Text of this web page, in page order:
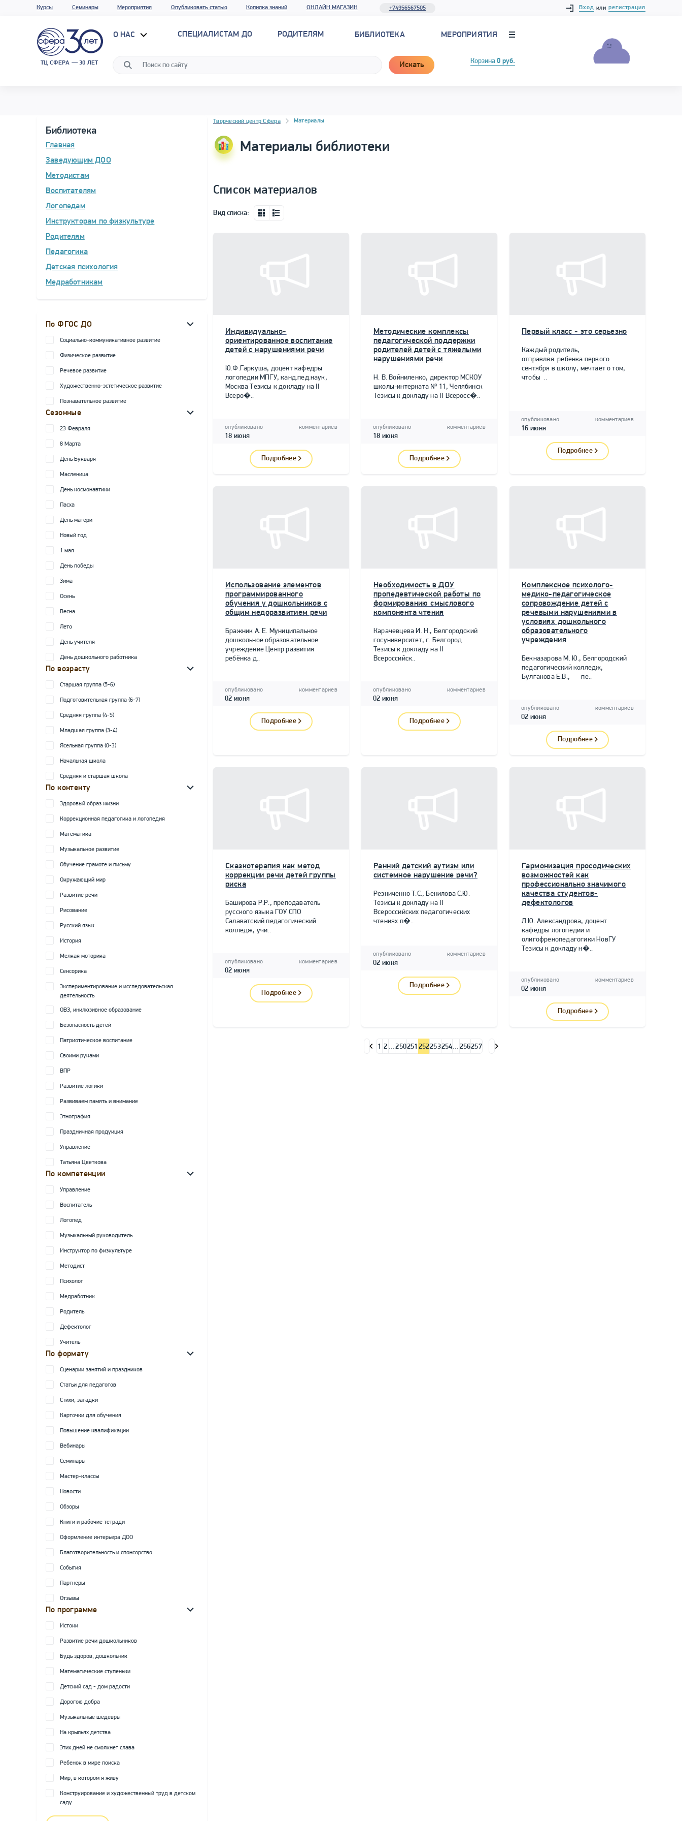
Курсы Семинары Мероприятия Опубликовать статью Копилка знаний ОНЛАЙН МАГАЗИН +74956567505 Вход или регистрация
ТЦ СФЕРА — 30 ЛЕТ
О НАС СПЕЦИАЛИСТАМ ДО РОДИТЕЛЯМ БИБЛИОТЕКА МЕРОПРИЯТИЯ
Искать Корзина 0 руб.
Библиотека
Главная
Заведующим ДОО
Методистам
Воспитателям
Логопедам
Инструкторам по физкультуре
Родителям
Педагогика
Детская психология
Медработникам
По ФГОС ДО
Социально-коммуникативное развитие
Физическое развитие
Речевое развитие
Художественно-эстетическое развитие
Познавательное развитие
Сезонные
23 Февраля
8 Марта
День Букваря
Масленица
День космонавтики
Пасха
День матери
Новый год
1 мая
День победы
Зима
Осень
Весна
Лето
День учителя
День дошкольного работника
По возрасту
Старшая группа (5-6)
Подготовительная группа (6-7)
Средняя группа (4-5)
Младшая группа (3-4)
Ясельная группа (0-3)
Начальная школа
Средняя и старшая школа
По контенту
Здоровый образ жизни
Коррекционная педагогика и логопедия
Математика
Музыкальное развитие
Обучение грамоте и письму
Окружающий мир
Развитие речи
Рисование
Русский язык
История
Мелкая моторика
Сенсорика
Экспериментирование и исследовательская
деятельность
ОВЗ, инклюзивное образование
Безопасность детей
Патриотическое воспитание
Своими руками
ВПР
Развитие логики
Развиваем память и внимание
Этнография
Праздничная продукция
Управление
Татьяна Цветкова
По компетенции
Управление
Воспитатель
Логопед
Музыкальный руководитель
Инструктор по физкультуре
Методист
Психолог
Медработник
Родитель
Дефектолог
Учитель
По формату
Сценарии занятий и праздников
Статьи для педагогов
Стихи, загадки
Карточки для обучения
Повышение квалификации
Вебинары
Семинары
Мастер-классы
Новости
Обзоры
Книги и рабочие тетради
Оформление интерьера ДОО
Благотворительность и спонсорство
События
Партнеры
Отзывы
По программе
Истоки
Развитие речи дошкольников
Будь здоров, дошкольник
Математические ступеньки
Детский сад - дом радости
Дорогою добра
Музыкальные шедевры
На крыльях детства
Этих дней не смолкнет слава
Ребенок в мире поиска
Мир, в котором я живу
Конструирование и художественный труд в детском
саду
Блок новостей
Творческий центр Сфера Материалы
Материалы библиотеки
Список материалов
Вид списка:
Индивидуально-
ориентированное воспитание
детей с нарушениями речи
Ю.Ф.Гаркуша, доцент кафедры
логопедии МПГУ, канд.пед.наук,
Москва Тезисы к докладу на II
Всеро�..
опубликовано
18 июня
комментариев
Подробнее
Методические комплексы
педагогической поддержки
родителей детей с тяжелыми
нарушениями речи
Н. В. Войниленко, директор МСКОУ
школы-интерната № 11, Челябинск
Тезисы к докладу на II Всеросс�..
опубликовано
18 июня
комментариев
Подробнее
Первый класс - это серьезно
Каждый родитель,
отправляя ребенка первого
сентября в школу, мечтает о том,
чтобы ..
опубликовано
16 июня
комментариев
Подробнее
Использование элементов
программированного
обучения у дошкольников с
общим недоразвитием речи
Бражник А. Е. Муниципальное
дошкольное образовательное
учреждение Центр развития
ребёнка д..
опубликовано
02 июня
комментариев
Подробнее
Необходимость в ДОУ
пропедевтической работы по
формированию смыслового
компонента чтения
Карачевцева И. Н., Белгородский
госуниверситет, г. Белгород
Тезисы к докладу на II
Всероссийск..
опубликовано
02 июня
комментариев
Подробнее
Комплексное психолого-
медико-педагогическое
сопровождение детей с
речевыми нарушениями в
условиях дошкольного
образовательного
учреждения
Бекназарова М. Ю., Белгородский
педагогический колледж,
Булгакова Е.В., пе..
опубликовано
02 июня
комментариев
Подробнее
Сказкотерапия как метод
коррекции речи детей группы
риска
Баширова Р.Р., преподаватель
русского языка ГОУ СПО
Салаватский педагогический
колледж, учи..
опубликовано
02 июня
комментариев
Подробнее
Ранний детский аутизм или
системное нарушение речи?
Резниченко Т.С., Бенилова С.Ю.
Тезисы к докладу на II
Всероссийских педагогических
чтениях п�..
опубликовано
02 июня
комментариев
Подробнее
Гармонизация просодических
возможностей как
профессионально значимого
качества студентов-
дефектологов
Л.Ю. Александрова, доцент
кафедры логопедии и
олигофренопедагогики НовГУ
Тезисы к докладу н�..
опубликовано
02 июня
комментариев
Подробнее
1 2 …250251 252253254… 256257